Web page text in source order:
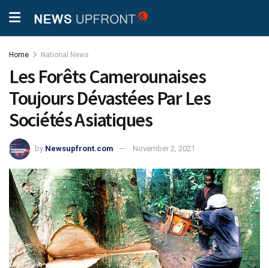
Home National News
Les Forêts Camerounaises
Toujours Dévastées Par Les
Sociétés Asiatiques
by Newsupfront.com November 2, 2021